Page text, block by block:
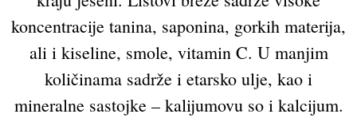
koncentracije tanina, saponina, gorkih materija,
ali i kiseline, smole, vitamin C. U manjim
količinama sadrže i etarsko ulje, kao i
mineralne sastojke – kalijumovu so i kalcijum.